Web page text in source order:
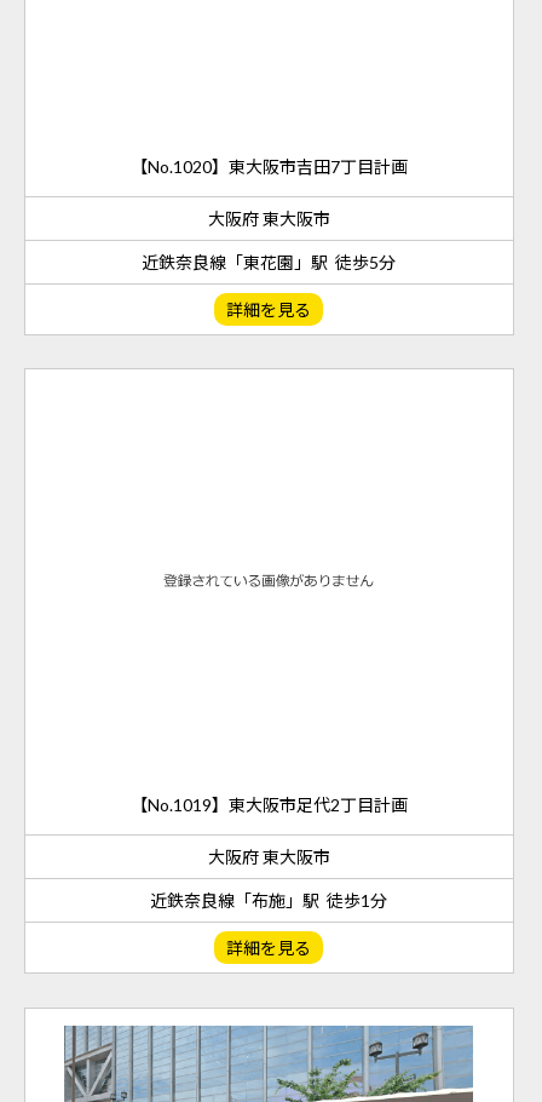
【No.1020】東大阪市吉田7丁目計画
大阪府 東大阪市
近鉄奈良線「東花園」駅 徒歩5分
詳細を見る
【No.1019】東大阪市足代2丁目計画
大阪府 東大阪市
近鉄奈良線「布施」駅 徒歩1分
詳細を見る